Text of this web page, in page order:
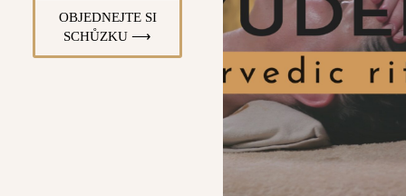
OBJEDNEJTE SI
SCHŮZKU ⟶